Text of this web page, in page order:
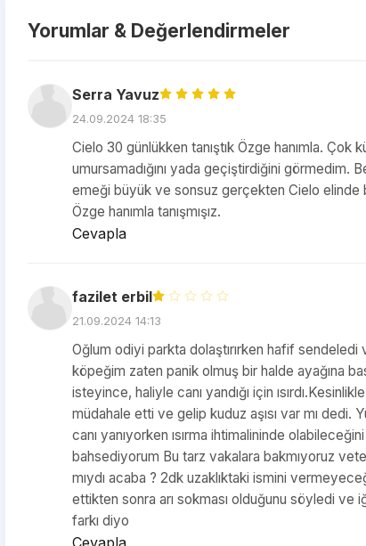
Yorumlar & Değerlendirmeler
Serra Yavuz
24.09.2024 18:35
Cielo 30 günlükken tanıştık Özge hanımla.
umursamadığını yada geçiştirdiğini görmedim.
emeği büyük ve sonsuz gerçekten Cielo elinde
Özge hanımla tanışmışız.
Cevapla
fazilet erbil
21.09.2024 14:13
Oğlum odiyi parkta dolaştırırken hafif
köpeğim zaten panik olmuş bir halde ayağına
isteyince, haliyle canı yandığı için
müdahale etti ve gelip kuduz aşısı var mı
canı yanıyorken ısırma ihtimalininde
bahsediyorum Bu tarz vakalara bakmıyoruz
mıydı acaba ? 2dk uzaklıktaki ismini
ettikten sonra arı sokması olduğunu söyledi ve
farkı diyo
Cevapla